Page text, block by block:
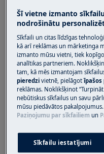
Valkājiet
remonta darbus, kas
UZMANĪBU!
Šī vietne izmanto
nodrošinātu
Sīkfaili un citas līdzīgas
kā arī reklāmas un mārketinga
izmanto mūsu vietni, tiek
analītikas partneriem.
tam, kā mēs izmantojam
pieredzivietnē, pielāgotīpašos
reklāmas. Noklikšķinot
nebūtiskus sīkfailus un savu
mūsu piedāvātos
Paziņojumu par sīkfailiem un
Sīkfailu iestatījumi